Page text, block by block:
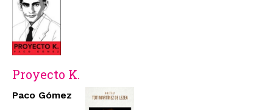
Proyecto K.
Paco Gómez